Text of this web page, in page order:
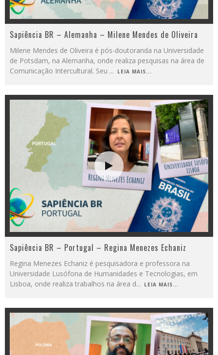
Sapiência BR – Alemanha – Milene Mendes de Oliveira
Milene Mendes de Oliveira é pós-doutoranda na Universidade
de Potsdam, na Alemanha, onde realiza pesquisas na área de
Comunicação Intercultural. Seu ... LEIA MAIS...
Sapiência BR – Portugal – Regina Menezes Echaniz
Regina Menezes Echaniz é pesquisadora e professora na
Universidade Lusófona de Humanidades e Tecnologias, em
Lisboa, onde realiza trabalhos na área d... LEIA MAIS...